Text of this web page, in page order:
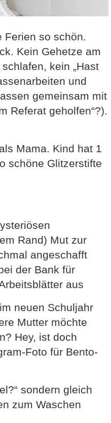
so schön.
Kein Gehetze am
kein „Hast
und
gemeinsam mit
Referat geholfen“?).
Mama. Kind hat 1
schöne Glitzerstifte
Rand) Mut zur
angeschafft
der Bank für
aus
neuen Schuljahr
Mutter möchte
Hey, ist doch
Foto für Bento-
sondern gleich
zum Waschen